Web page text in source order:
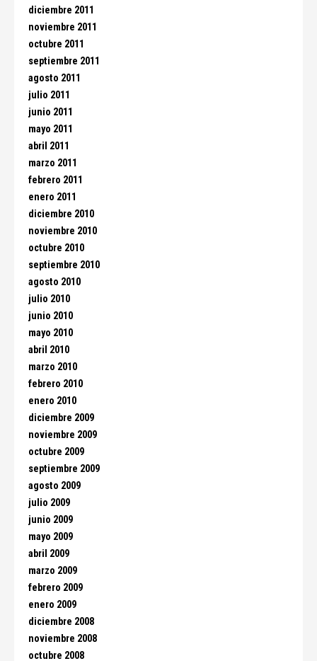
diciembre 2011
noviembre 2011
octubre 2011
septiembre 2011
agosto 2011
julio 2011
junio 2011
mayo 2011
abril 2011
marzo 2011
febrero 2011
enero 2011
diciembre 2010
noviembre 2010
octubre 2010
septiembre 2010
agosto 2010
julio 2010
junio 2010
mayo 2010
abril 2010
marzo 2010
febrero 2010
enero 2010
diciembre 2009
noviembre 2009
octubre 2009
septiembre 2009
agosto 2009
julio 2009
junio 2009
mayo 2009
abril 2009
marzo 2009
febrero 2009
enero 2009
diciembre 2008
noviembre 2008
octubre 2008